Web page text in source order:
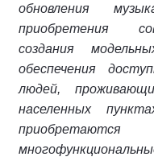
обновления
приобретения
создания
обеспечения
людей,
населенных